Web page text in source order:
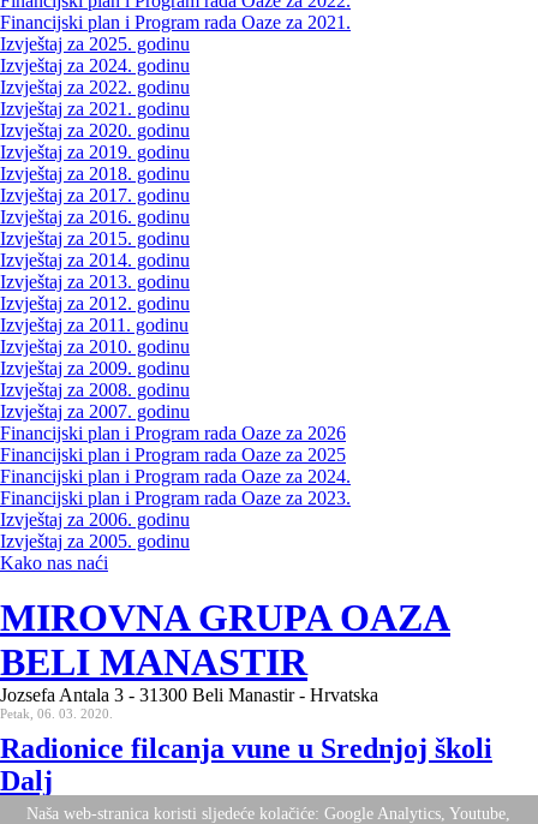
Financijski plan i Program rada Oaze za 2021.
Izvještaj za 2025. godinu
Izvještaj za 2024. godinu
Izvještaj za 2022. godinu
Izvještaj za 2021. godinu
Izvještaj za 2020. godinu
Izvještaj za 2019. godinu
Izvještaj za 2018. godinu
Izvještaj za 2017. godinu
Izvještaj za 2016. godinu
Izvještaj za 2015. godinu
Izvještaj za 2014. godinu
Izvještaj za 2013. godinu
Izvještaj za 2012. godinu
Izvještaj za 2011. godinu
Izvještaj za 2010. godinu
Izvještaj za 2009. godinu
Izvještaj za 2008. godinu
Izvještaj za 2007. godinu
Financijski plan i Program rada Oaze za 2026
Financijski plan i Program rada Oaze za 2025
Financijski plan i Program rada Oaze za 2024.
Financijski plan i Program rada Oaze za 2023.
Izvještaj za 2006. godinu
Izvještaj za 2005. godinu
Kako nas naći
MIROVNA GRUPA OAZA
BELI MANASTIR
Jozsefa Antala 3 - 31300 Beli Manastir - Hrvatska
Petak, 06. 03. 2020.
Radionice filcanja vune u Srednjoj školi
Dalj
Naša web-stranica koristi sljedeće kolačiće: Google Analytics, Youtube,